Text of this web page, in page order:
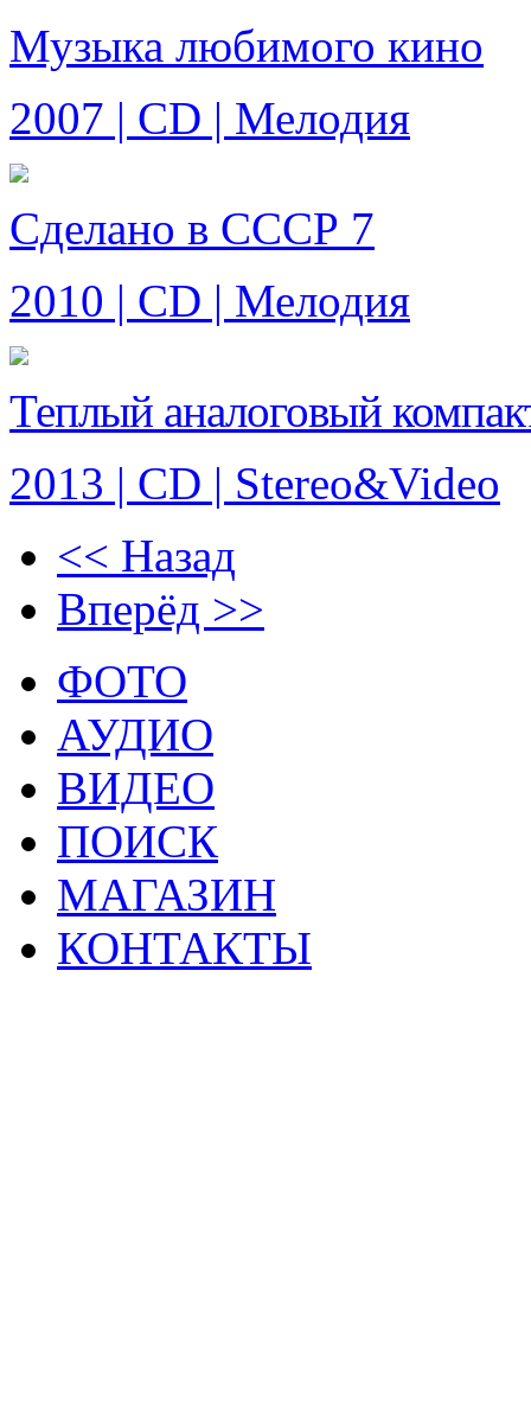
Музыка любимого кино
2007 | CD | Мелодия
Сделано в СССР 7
2010 | CD | Мелодия
Теплый аналоговый
2013 | CD | Stereo&Video
<< Назад
Вперёд >>
ФОТО
АУДИО
ВИДЕО
ПОИСК
МАГАЗИН
КОНТАКТЫ